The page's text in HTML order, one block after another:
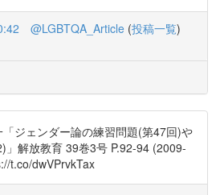
@LGBTQA_Article (投稿一覧)
「ジェンダー論の練習問題(第47回)や
」解放教育 39巻3号 P.92-94 (2009-
t.co/dwVPrvkTax